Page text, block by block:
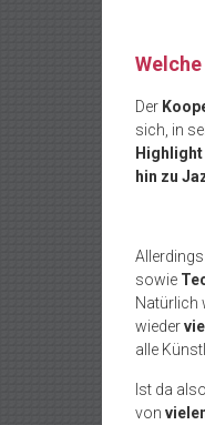
Der
sich, in
hin zu
sowie
Natürlich
wieder
alle
Ist da
von